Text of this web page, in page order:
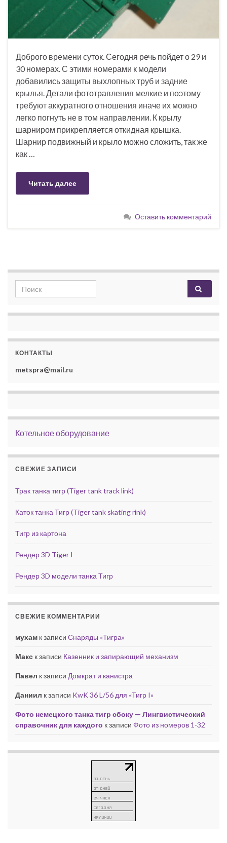
Доброго времени суток. Сегодня речь пойдет о 29 и
30 номерах. С этими номерами к модели
добавились защиты выхлопных труб и задние
крылья. Детали фототравления мелкие и поэтому
требуют аккуратного отношения иначе их можно
легко погнуть не в том направлении. К крылу
шарниром прикрепляется откидная крышка.
Шарнир подвижный и крыло можно сложить, так же
как …
Читать далее
Оставить комментарий
Search for:
КОНТАКТЫ
metspra@mail.ru
Котельное оборудование
СВЕЖИЕ ЗАПИСИ
Трак танка тигр (Tiger tank track link)
Каток танка Тигр (Tiger tank skating rink)
Тигр из картона
Рендер 3D Tiger I
Рендер 3D модели танка Тигр
СВЕЖИЕ КОММЕНТАРИИ
мухам к записи Снаряды «Тигра»
Макс к записи Казенник и запирающий механизм
Павел к записи Домкрат и канистра
Даниил к записи KwK 36 L/56 для «Тигр I»
Фото немецкого танка тигр сбоку — Лингвистический
справочник для каждого к записи Фото из номеров 1-32